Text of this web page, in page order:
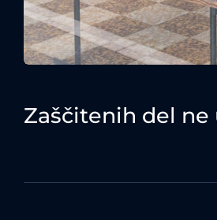
Zaščitenih del